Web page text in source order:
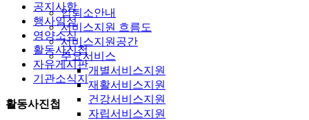
입퇴소안내
서비스지원 흐름도
서비스지원공간
주요서비스
개별서비스지원
재활서비스지원
건강서비스지원
자립서비스지원
공지사항
행사일정
영양소식
활동사진첩
자유게시판
기관소식지
활동사진첩